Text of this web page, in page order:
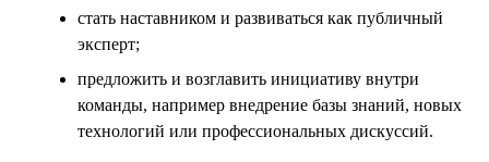
стать наставником и развиваться как публичный
эксперт;
предложить и возглавить инициативу внутри
команды, например внедрение базы знаний, новых
технологий или профессиональных дискуссий.